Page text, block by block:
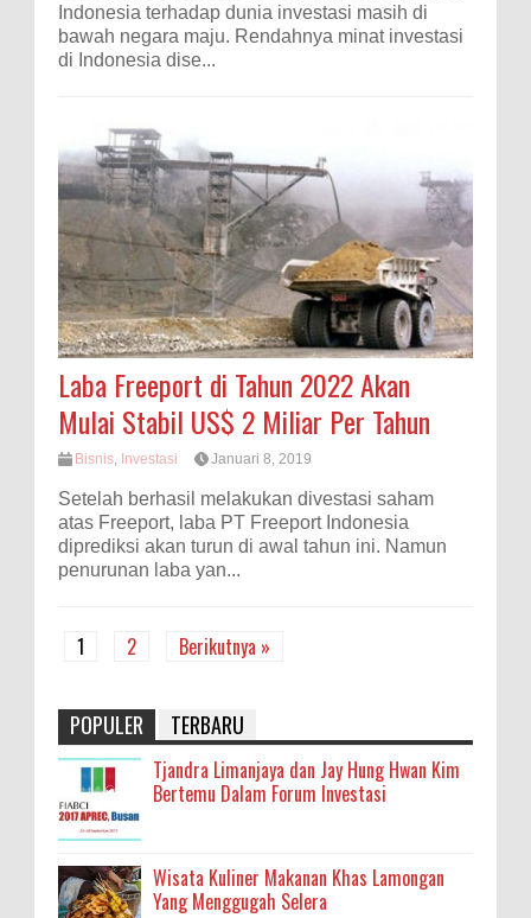
Indonesia terhadap dunia investasi masih di
bawah negara maju. Rendahnya minat investasi
di Indonesia dise...
Laba Freeport di Tahun 2022 Akan
Mulai Stabil US$ 2 Miliar Per Tahun
Bisnis, Investasi Januari 8, 2019
Setelah berhasil melakukan divestasi saham
atas Freeport, laba PT Freeport Indonesia
diprediksi akan turun di awal tahun ini. Namun
penurunan laba yan...
1 2 Berikutnya »
POPULER TERBARU
Tjandra Limanjaya dan Jay Hung Hwan Kim
Bertemu Dalam Forum Investasi
Wisata Kuliner Makanan Khas Lamongan
Yang Menggugah Selera